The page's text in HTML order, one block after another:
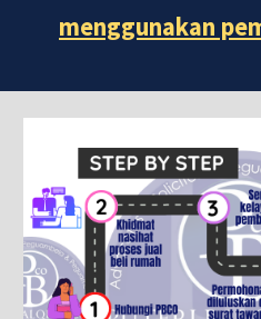
menggunakan